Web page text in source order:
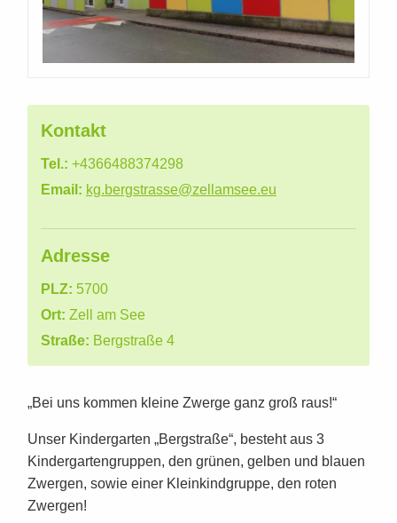
Kontakt
Tel.: +4366488374298
Email: kg.bergstrasse@zellamsee.eu
Adresse
PLZ: 5700
Ort: Zell am See
Straße: Bergstraße 4
„Bei uns kommen kleine Zwerge ganz groß raus!“
Unser Kindergarten „Bergstraße“, besteht aus 3
Kindergartengruppen, den grünen, gelben und blauen
Zwergen, sowie einer Kleinkindgruppe, den roten
Zwergen!